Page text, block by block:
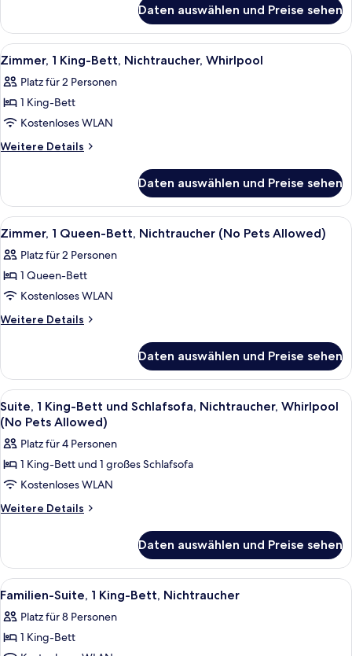
anzeigen
1 King-
Bett,
barrierefrei,
Daten auswählen und Preise sehen
Alle
Fotos
für
Zimmer,
1 King-
Bett,
anzeigen
Schreibtisch, Bügeleisen/Bügelbrett,
5
Zimmer, 1 King-Bett, Nichtraucher, Whirlpool
Platz für 2 Personen
1 King-Bett
Kostenloses WLAN
Weitere Details
Weitere
1 King-
Bett,
Nichtraucher,
Daten auswählen und Preise sehen
Alle
Fotos
für
Zimmer,
1
Queen-
(No
Pets
Allowed)
anzeigen
Zimmer, 1 Queen-Bett, Nichtraucher
6
Zimmer, 1 Queen-Bett, Nichtraucher (No Pets Allowed)
Platz für 2 Personen
1 Queen-Bett
Kostenloses WLAN
Weitere Details
Weitere
1
Queen-
Bett,
Nichtraucher
(No
Pets
Allowed)
Daten auswählen und Preise sehen
Alle
Fotos
für
Suite,
1 King-
Bett
und
Whirlpool
(No
Pets
Allowed)
anzeigen
Ein Hotelzimmer mit einem Bett,
8
Suite, 1 King-Bett und Schlafsofa, Nichtraucher, Whirlpool
(No Pets Allowed)
Platz für 4 Personen
1 King-Bett und 1 großes Schlafsofa
Kostenloses WLAN
Weitere Details
Weitere
1 King-
Bett
und
Nichtraucher,
Whirlpool
Daten auswählen und Preise sehen
Alle
Fotos
für
Familien-
Ein Hotelzimmer mit zwei Betten,
5
Familien-Suite, 1 King-Bett, Nichtraucher
Platz für 8 Personen
1 King-Bett